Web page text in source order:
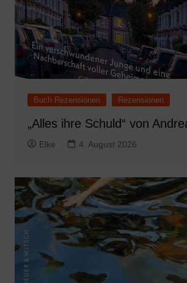
Buch Rezensionen Rezensionen
„Alles ihre Schuld“ von
Elke 4. August 2026